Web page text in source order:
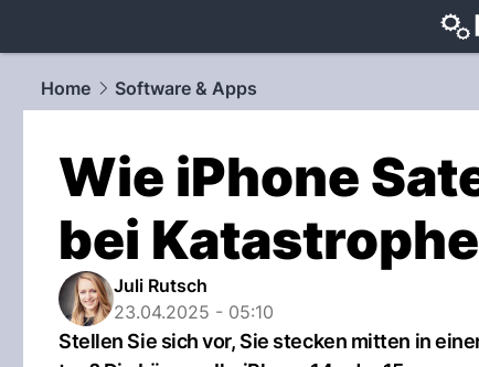
Home
Software & Apps
Wie iPhone
bei
Juli Rutsch
23.04.2025 - 05:10
Stellen Sie sich vor, Sie stecken mitten in